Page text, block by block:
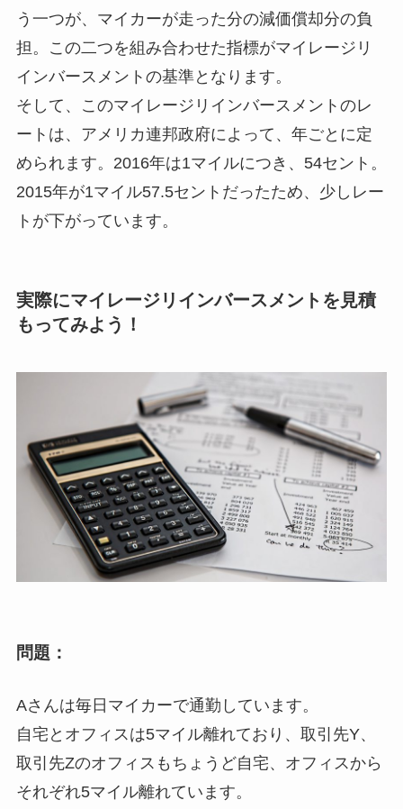
う一つが、マイカーが走った分の減価償却分の負
担。この二つを組み合わせた指標がマイレージリ
インバースメントの基準となります。
そして、このマイレージリインバースメントのレ
ートは、アメリカ連邦政府によって、年ごとに定
められます。2016年は1マイルにつき、54セント。
2015年が1マイル57.5セントだったため、少しレー
トが下がっています。
実際にマイレージリインバースメントを見積
もってみよう！
問題：
Aさんは毎日マイカーで通勤しています。
自宅とオフィスは5マイル離れており、取引先Y、
取引先Zのオフィスもちょうど自宅、オフィスから
それぞれ5マイル離れています。